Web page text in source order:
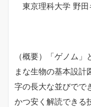
東京理科大学 野田
（概要）「ゲノム
まな生物の基本設計
字の長大な並びでで
かつ安く解読できる